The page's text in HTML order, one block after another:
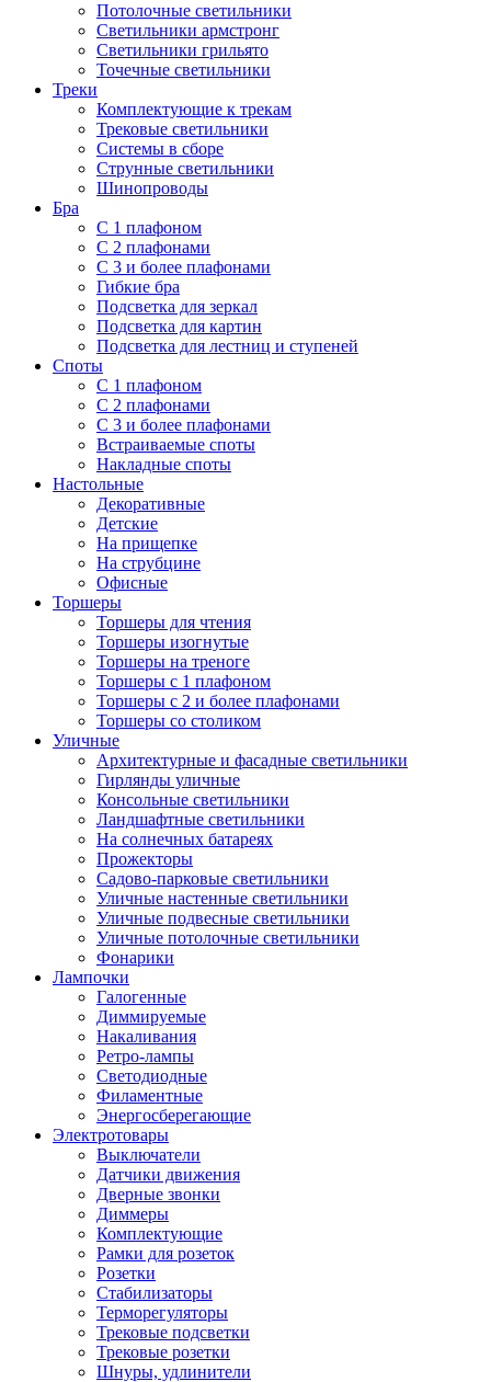
Потолочные светильники
Светильники армстронг
Светильники грильято
Точечные светильники
Треки
Комплектующие к трекам
Трековые светильники
Системы в сборе
Струнные светильники
Шинопроводы
Бра
С 1 плафоном
С 2 плафонами
С 3 и более плафонами
Гибкие бра
Подсветка для зеркал
Подсветка для картин
Подсветка для лестниц и ступеней
Споты
С 1 плафоном
С 2 плафонами
С 3 и более плафонами
Встраиваемые споты
Накладные споты
Настольные
Декоративные
Детские
На прищепке
На струбцине
Офисные
Торшеры
Торшеры для чтения
Торшеры изогнутые
Торшеры на треноге
Торшеры с 1 плафоном
Торшеры с 2 и более плафонами
Торшеры со столиком
Уличные
Архитектурные и фасадные светильники
Гирлянды уличные
Консольные светильники
Ландшафтные светильники
На солнечных батареях
Прожекторы
Садово-парковые светильники
Уличные настенные светильники
Уличные подвесные светильники
Уличные потолочные светильники
Фонарики
Лампочки
Галогенные
Диммируемые
Накаливания
Ретро-лампы
Светодиодные
Филаментные
Энергосберегающие
Электротовары
Выключатели
Датчики движения
Дверные звонки
Диммеры
Комплектующие
Рамки для розеток
Розетки
Стабилизаторы
Терморегуляторы
Трековые подсветки
Трековые розетки
Шнуры, удлинители